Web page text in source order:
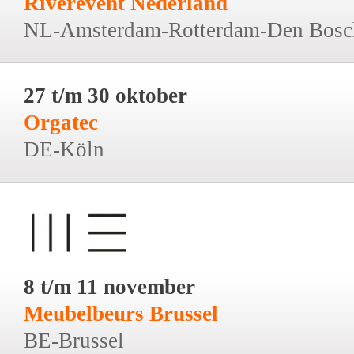
NL-Amsterdam-Rotterdam-Den
27 t/m 30 oktober
Orgatec
DE-Köln
8 t/m 11 november
Meubelbeurs Brussel
BE-Brussel